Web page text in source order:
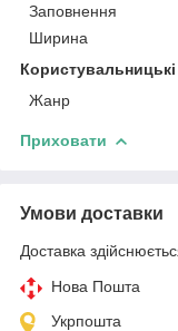
Заповнення
Ширина
Жанр
Приховати
Умови доставки
Доставка
Нова Пошта
Укрпошта